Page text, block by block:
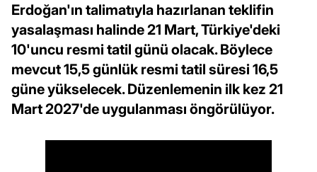
Erdoğan'ın talimatıyla hazırlanan teklifin
yasalaşması halinde 21 Mart, Türkiye'deki
10'uncu resmi tatil günü olacak. Böylece
mevcut 15,5 günlük resmi tatil süresi 16,5
güne yükselecek. Düzenlemenin ilk kez 21
Mart 2027'de uygulanması öngörülüyor.